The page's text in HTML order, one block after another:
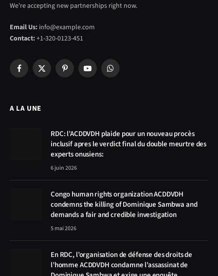
We're accepting new partnerships right now.
Email Us: info@example.com
Contact:+1-320-0123-451
Facebook
X
PinterestYouTubeWhatsApp
A LA UNE
RDC: l’ACDDVDH plaide pour un nouveau procès
inclusif apres le verdict final du double meurtre des
experts onusiens:
6 juin 2026
Congo human rights organization ACDDVDH
condemns the killing of Dominique Sambwa and
demands a fair and credible investigation
5 mai 2026
En RDC, l’organisation de défense des droits de
l’homme ACDDVDH condamne l’assassinat de